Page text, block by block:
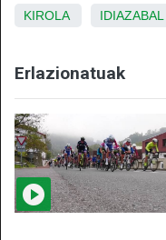
KIROLA IDIAZABAL
Erlazionatuak